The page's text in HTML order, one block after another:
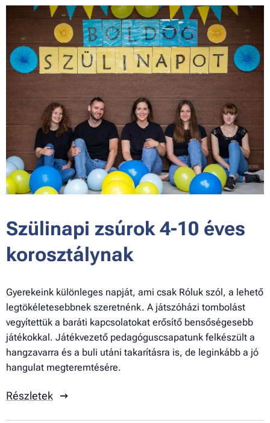
Szülinapi zsúrok 4-10 éves
korosztálynak
Gyerekeink különleges napját, ami csak Róluk szól, a lehető
legtökéletesebbnek szeretnénk. A játszóházi tombolást
vegyítettük a baráti kapcsolatokat erősítő bensőségesebb
játékokkal. Játékvezető pedagóguscsapatunk felkészült a
hangzavarra és a buli utáni takarításra is, de leginkább a jó
hangulat megteremtésére.
Részletek